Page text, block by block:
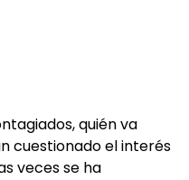
quién va
cuestionado el interés
veces se ha